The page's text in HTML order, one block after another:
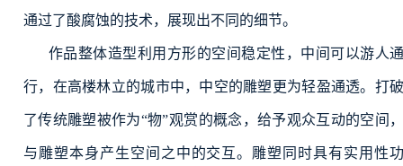
通过了酸腐蚀的技术，展现出不同的细节。
作品整体造型利用方形的空间稳定性，中间可以游人通
行，在高楼林立的城市中，中空的雕塑更为轻盈通透。打破
了传统雕塑被作为“物”观赏的概念，给予观众互动的空间，
与雕塑本身产生空间之中的交互。雕塑同时具有实用性功